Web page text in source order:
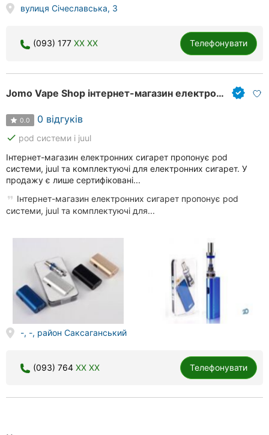
вулиця Січеславська, 3
(093) 177 XX XX Телефонувати
Jomo Vape Shop інтернет-магазин електронних сигарет
0.0 0 відгуків
done pod системи і juul
Інтернет-магазин електронних сигарет пропонує pod
системи, juul та комплектуючі для електронних сигарет. У
продажу є лише сертифіковані...
Інтернет-магазин електронних сигарет пропонує pod
системи, juul та комплектуючі для...
-, -, район Саксаганський
(093) 764 XX XX Телефонувати